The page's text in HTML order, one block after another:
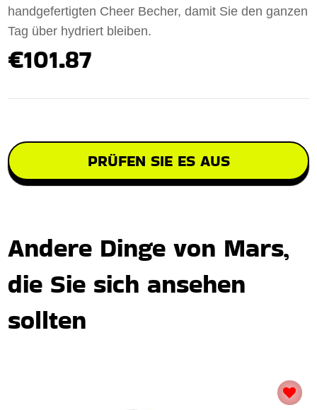
handgefertigten Cheer Becher, damit Sie den ganzen
Tag über hydriert bleiben.
€101.87
PRÜFEN SIE ES AUS
Andere Dinge von Mars,
die Sie sich ansehen
sollten